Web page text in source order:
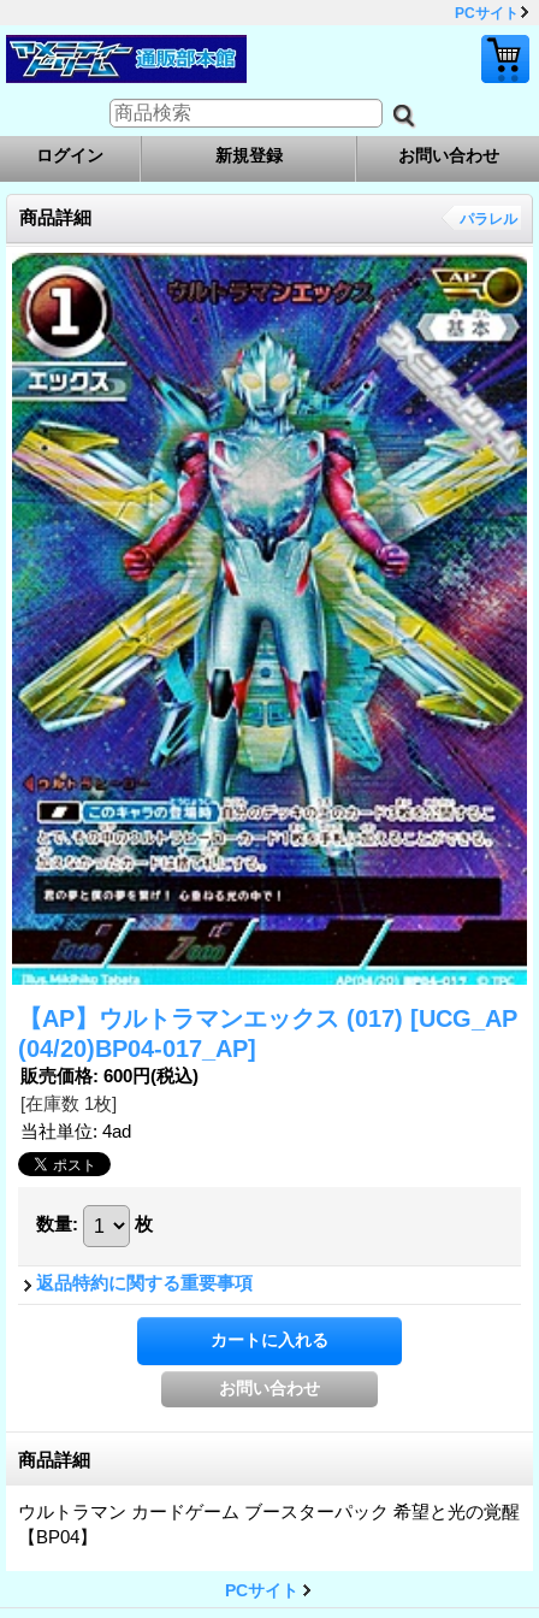
PCサイト
ログイン 新規登録 お問い合わせ
商品詳細 パラレル
【AP】ウルトラマンエックス (017) [UCG_AP
(04/20)BP04-017_AP]
販売価格: 600円(税込)
[在庫数 1枚]
当社単位: 4ad
数量: 枚
返品特約に関する重要事項
商品詳細
ウルトラマン カードゲーム ブースターパック 希望と光の覚醒
【BP04】
PCサイト